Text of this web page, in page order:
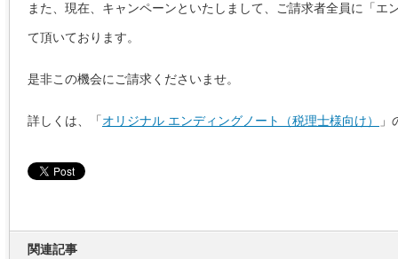
また、現在、キャンペーンといたしまして、ご請求者全員に「
て頂いております。
是非この機会にご請求くださいませ。
詳しくは、「オリジナル エンディングノート（税理士様向け）
関連記事